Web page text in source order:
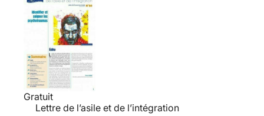
Gratuit
Lettre de l’asile et de l’intégration